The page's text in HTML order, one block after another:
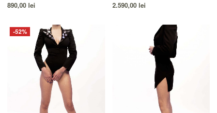
890,00 lei 2.590,00 lei
-52%